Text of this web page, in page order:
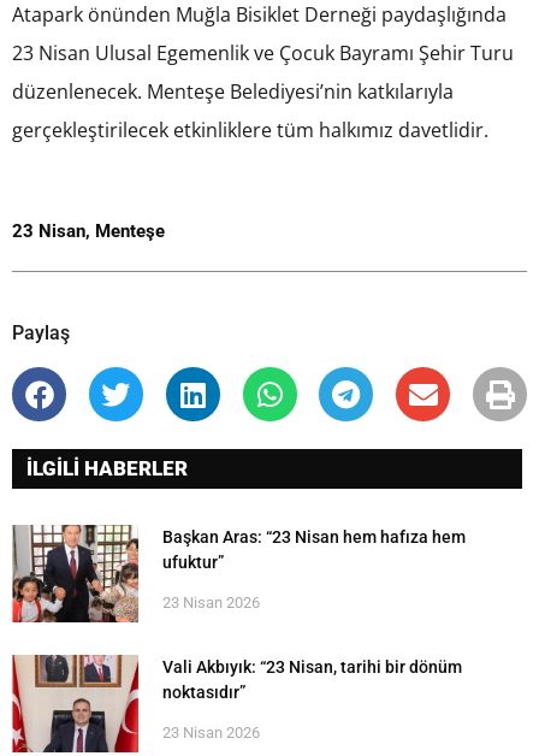
Atapark önünden Muğla Bisiklet Derneği paydaşlığında
23 Nisan Ulusal Egemenlik ve Çocuk Bayramı Şehir Turu
düzenlenecek. Menteşe Belediyesi’nin katkılarıyla
gerçekleştirilecek etkinliklere tüm halkımız davetlidir.
23 Nisan, Menteşe
Paylaş
İLGİLİ HABERLER
Başkan Aras: “23 Nisan hem hafıza hem
ufuktur”
23 Nisan 2026
Vali Akbıyık: “23 Nisan, tarihi bir dönüm
noktasıdır”
23 Nisan 2026